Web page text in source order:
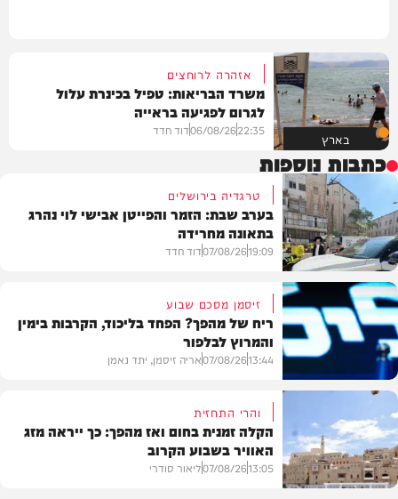
בארץ
אזהרה לרוחצים
משרד הבריאות: טפיל בכינרת עלול
לגרום לפגיעה בראייה
22:35
06/08/26דוד חדד
כתבות נוספות
בארץ
טרגדיה בירושלים
בערב שבת: הזמר והפייטן אבישי לוי נהרג
בתאונה מחרידה
19:09
07/08/26דוד חדד
פוליטי
זיסמן מסכם שבוע
ריח של מהפך? הפחד בליכוד, הקרבות בימין
והמרוץ לבלפור
13:44
07/08/26אריה זיסמן, יתד נאמן
והרי התחזית
הקלה זמנית בחום ואז מהפך: כך ייראה מזג
האוויר בשבוע הקרוב
13:05
07/08/26ליאור סודרי